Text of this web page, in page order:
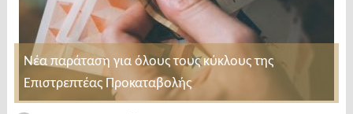
Νέα παράταση για όλους τους κύκλους της
Επιστρεπτέας Προκαταβολής